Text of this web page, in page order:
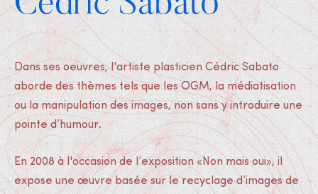
Dans ses oeuvres, l'artiste plasticien Cédric Sabato
aborde des thèmes tels que les OGM, la médiatisation
ou la manipulation des images, non sans y introduire une
pointe d’humour.
En 2008 à l'occasion de l’exposition «Non mais oui», il
expose une œuvre basée sur le recyclage d’images de